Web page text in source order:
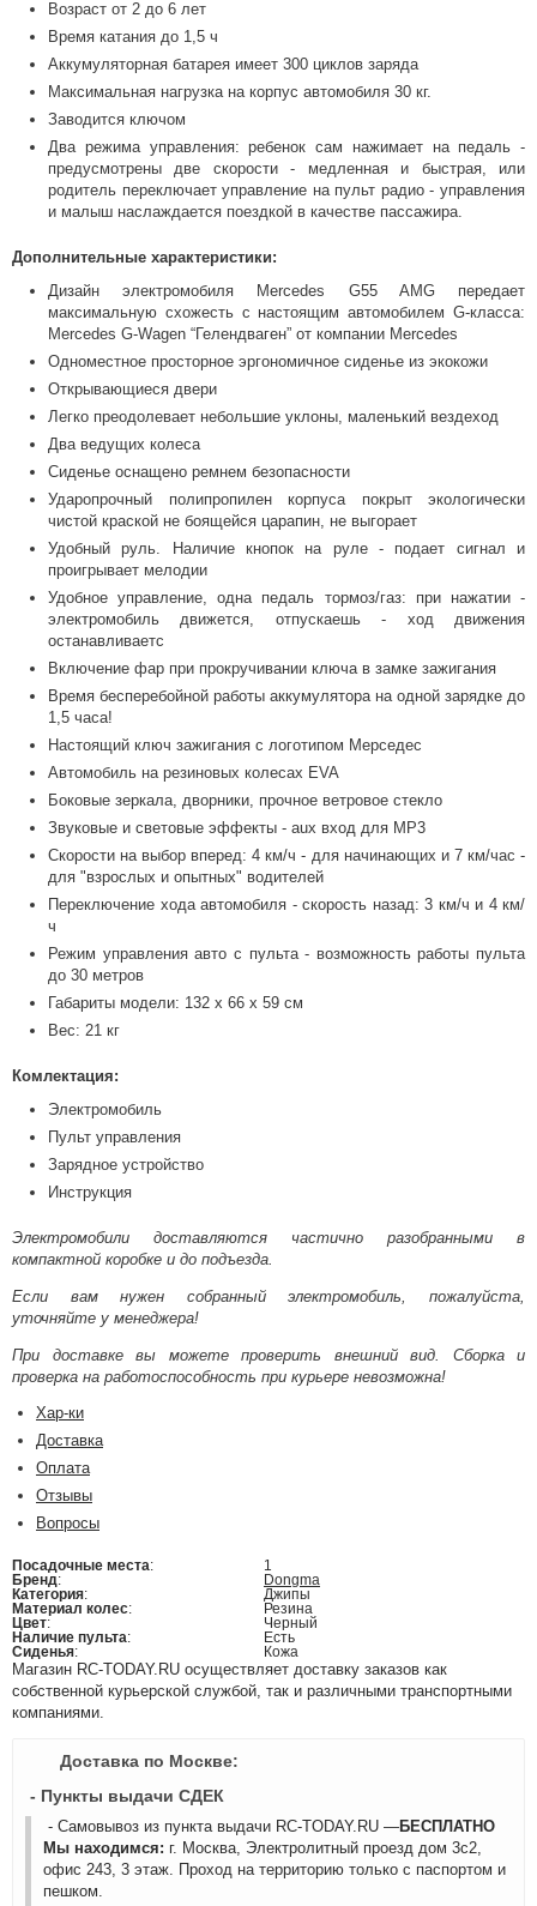
Возраст от 2 до 6 лет
Время катания до 1,5 ч
Аккумуляторная батарея имеет 300 циклов заряда
Максимальная нагрузка на корпус автомобиля 30 кг.
Заводится ключом
Два режима управления: ребенок сам нажимает на педаль -
предусмотрены две скорости - медленная и быстрая, или
родитель переключает управление на пульт радио - управления
и малыш наслаждается поездкой в качестве пассажира.
Дополнительные характеристики:
Дизайн электромобиля Mercedes G55 AMG передает
максимальную схожесть с настоящим автомобилем G-класса:
Mercedes G-Wagen “Гелендваген” от компании Mercedes
Одноместное просторное эргономичное сиденье из экокожи
Открывающиеся двери
Легко преодолевает небольшие уклоны, маленький вездеход
Два ведущих колеса
Сиденье оснащено ремнем безопасности
Ударопрочный полипропилен корпуса покрыт экологически
чистой краской не боящейся царапин, не выгорает
Удобный руль. Наличие кнопок на руле - подает сигнал и
проигрывает мелодии
Удобное управление, одна педаль тормоз/газ: при нажатии -
электромобиль движется, отпускаешь - ход движения
останавливаетс
Включение фар при прокручивании ключа в замке зажигания
Время бесперебойной работы аккумулятора на одной зарядке до
1,5 часа!
Настоящий ключ зажигания с логотипом Мерседес
Автомобиль на резиновых колесах EVA
Боковые зеркала, дворники, прочное ветровое стекло
Звуковые и световые эффекты - aux вход для MP3
Скорости на выбор вперед: 4 км/ч - для начинающих и 7 км/час -
для "взрослых и опытных" водителей
Переключение хода автомобиля - скорость назад: 3 км/ч и 4 км/
ч
Режим управления авто с пульта - возможность работы пульта
до 30 метров
Габариты модели: 132 х 66 х 59 см
Вес: 21 кг
Комлектация:
Электромобиль
Пульт управления
Зарядное устройство
Инструкция
Электромобили доставляются частично разобранными в
компактной коробке и до подъезда.
Если вам нужен собранный электромобиль, пожалуйста,
уточняйте у менеджера!
При доставке вы можете проверить внешний вид. Сборка и
проверка на работоспособность при курьере невозможна!
Хар-ки
Доставка
Оплата
Отзывы
Вопросы
Посадочные места:
1
Бренд:
Dongma
Категория:
Джипы
Материал колес:
Резина
Цвет:
Черный
Наличие пульта:
Есть
Сиденья: Кожа
Магазин RC-TODAY.RU осуществляет доставку заказов как
собственной курьерской службой, так и различными транспортными
компаниями.
Доставка по Москве:
- Пункты выдачи СДЕК
- Самовывоз из пункта выдачи RC-TODAY.RU —БЕСПЛАТНО
Мы находимся: г. Москва, Электролитный проезд дом 3с2,
офис 243, 3 этаж. Проход на территорию только с паспортом и
пешком.